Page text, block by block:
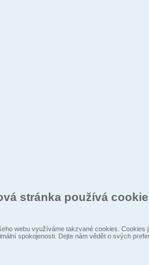
stránka používá
webu využíváme takzvané cookies.
spokojenosti. Dejte nám vědět o svých